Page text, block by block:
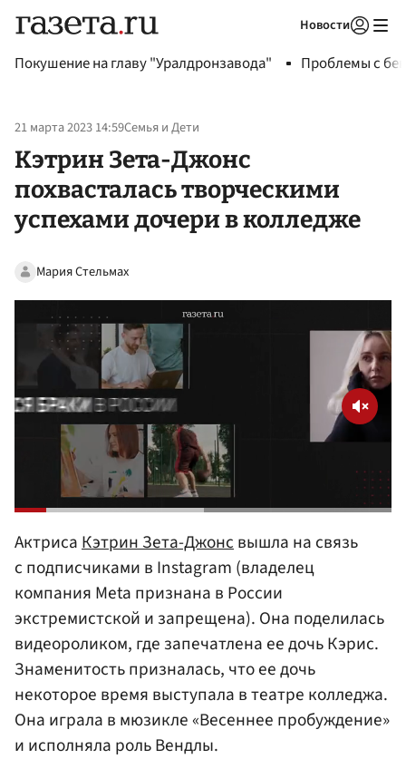
Новости
Покушение на главу "Уралдронзавода" Проблемы с
21 марта 2023 14:59Семья и Дети
Кэтрин Зета-Джонс
похвасталась творческими
успехами дочери в колледже
Мария Стельмах
АктрисаКэтрин Зета-Джонсвышла на связь
с подписчиками в Instagram (владелец
компания Meta признана в России
экстремистской и запрещена). Она поделилась
видеороликом, где запечатлена ее дочь Кэрис.
Знаменитость призналась, что ее дочь
некоторое время выступала в театре колледжа.
Она играла в мюзикле «Весеннее пробуждение»
и исполняла роль Вендлы.